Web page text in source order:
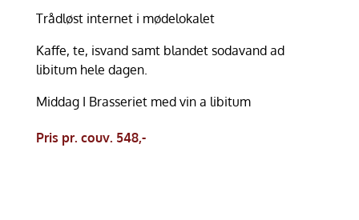
Trådløst internet i mødelokalet
Kaffe, te, isvand samt blandet sodavand ad
libitum hele dagen.
Middag I Brasseriet med vin a libitum
Pris pr. couv. 548,-